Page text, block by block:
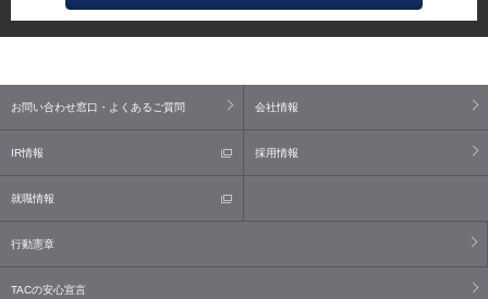
お問い合わせ窓口・よくあるご質問 会社情報
IR情報 採用情報
就職情報
行動憲章
TACの安心宣言